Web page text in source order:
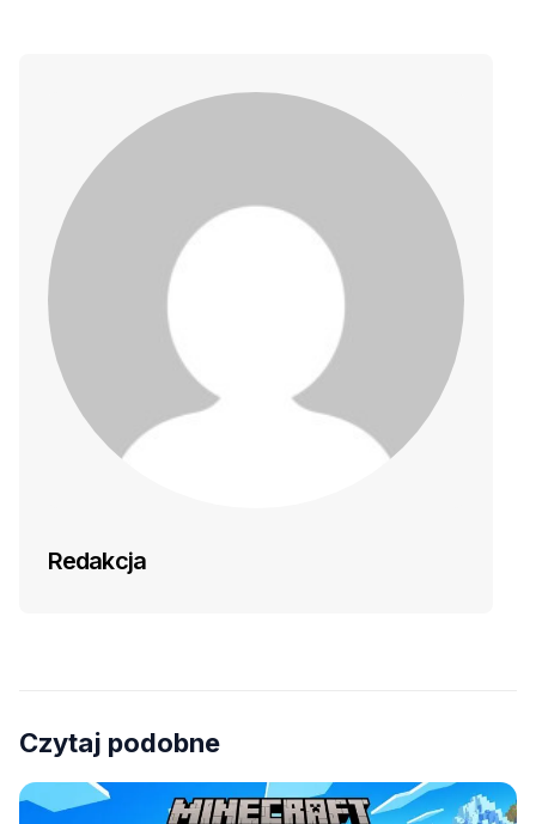
Redakcja
Czytaj podobne